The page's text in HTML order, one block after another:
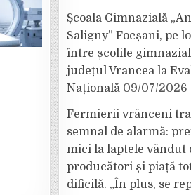
Școala Gimnazială
Saligny” Focșani, pe
între școlile
județul Vrancea la
Națională 09/07/2026
Fermierii vrânceni
semnal de alarmă:
mici la laptele vândut
producători și piață
dificilă. „În plus, se